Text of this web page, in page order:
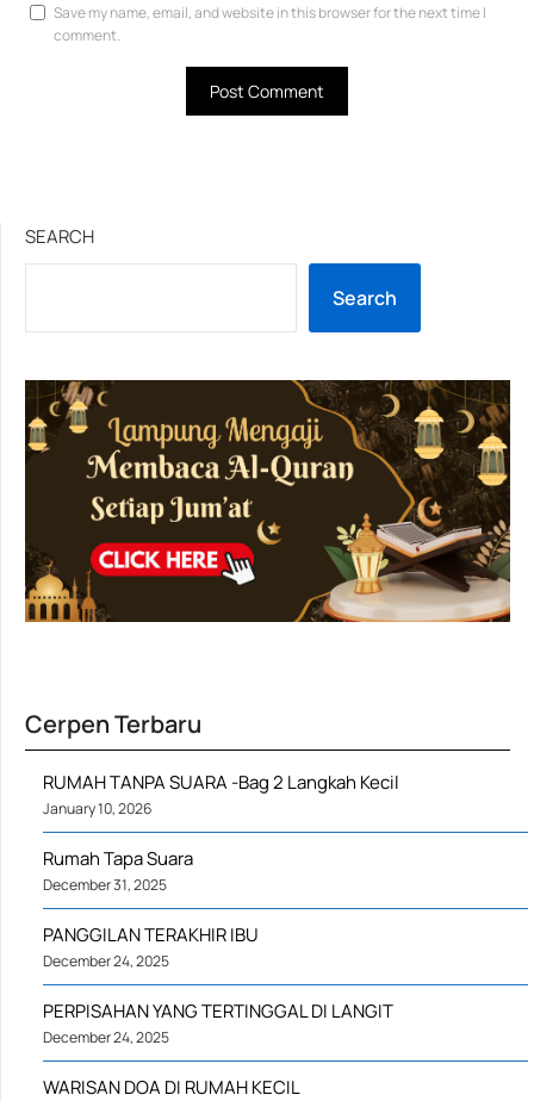
Save my name, email, and website in this browser for the next time I
comment.
SEARCH
Search
Cerpen Terbaru
RUMAH TANPA SUARA -Bag 2 Langkah Kecil
January 10, 2026
Rumah Tapa Suara
December 31, 2025
PANGGILAN TERAKHIR IBU
December 24, 2025
PERPISAHAN YANG TERTINGGAL DI LANGIT
December 24, 2025
WARISAN DOA DI RUMAH KECIL